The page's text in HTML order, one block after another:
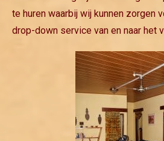
te huren waarbij wij kunnen zorgen
drop-down service van en naar het